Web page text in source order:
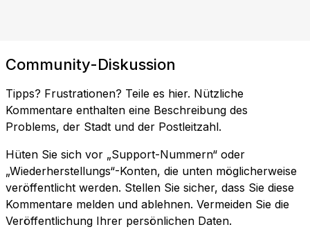
Community-Diskussion
Tipps? Frustrationen? Teile es hier. Nützliche
Kommentare enthalten eine Beschreibung des
Problems, der Stadt und der Postleitzahl.
Hüten Sie sich vor „Support-Nummern“ oder
„Wiederherstellungs“-Konten, die unten möglicherweise
veröffentlicht werden. Stellen Sie sicher, dass Sie diese
Kommentare melden und ablehnen. Vermeiden Sie die
Veröffentlichung Ihrer persönlichen Daten.